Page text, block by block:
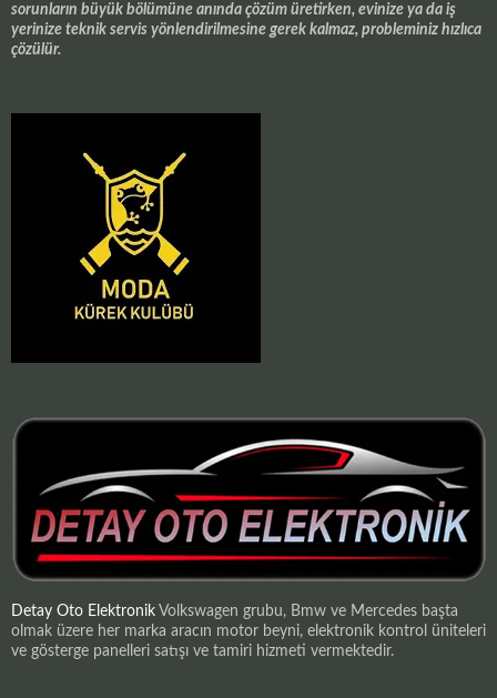
sorunların büyük bölümüne anında çözüm üretirken, evinize ya da iş
yerinize teknik servis yönlendirilmesine gerek kalmaz, probleminiz hızlıca
çözülür.
Detay Oto Elektronik Volkswagen grubu, Bmw ve Mercedes başta
olmak üzere her marka aracın motor beyni, elektronik kontrol üniteleri
ve gösterge panelleri satışı ve tamiri hizmeti vermektedir.